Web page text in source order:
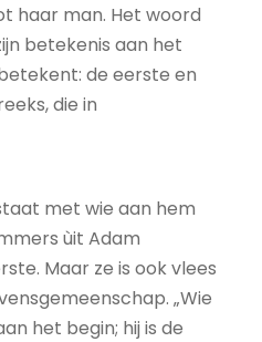
haar man. Het woord
betekenis aan het
de eerste en
die in
met wie aan hem
ùit Adam
Maar ze is ook vlees
„Wie
het begin; hij is de